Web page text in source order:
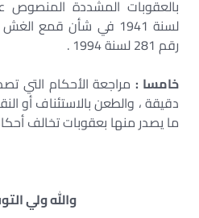
لسنة 1941 في شأن قمع
رقم 281 لسنة 1994 .
خامسا :مراجعة الأحكام التي
دقيقة ، والطعن بالاستئناف أو
ما يصدر منها بعقوبات تخالف
والله ولي